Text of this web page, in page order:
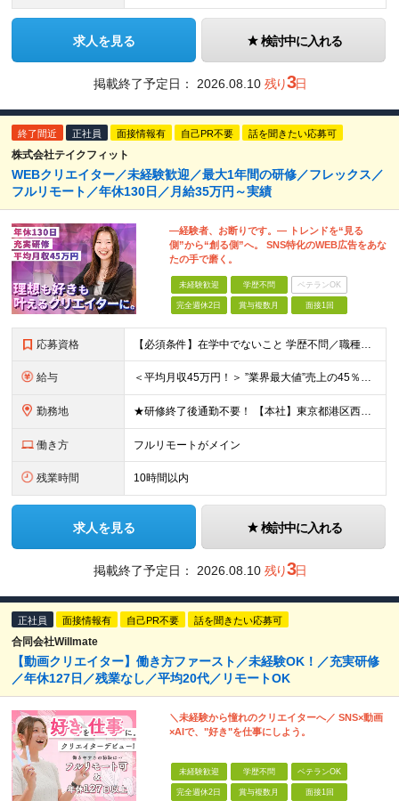
求人を見る 検討中に入れる
掲載終了予定日： 2026.08.10 残り3日
終了間近 正社員 面接情報有 自己PR不要 話を聞きたい応募可
株式会社テイクフィット
WEBクリエイター／未経験歓迎／最大1年間の研修／フレックス／
フルリモート／年休130日／月給35万円～実績
―経験者、お断りです。― トレンドを“見る
側”から“創る側”へ。 SNS特化のWEB広告をあな
たの手で磨く。
未経験歓迎 学歴不問 ベテランOK
完全週休2日 賞与複数月 面接1回
応募資格 【必須条件】在学中でないこと 学歴不問／職種未経験／業種未経験／社会人未経験／第二新卒／ブランクOK ◎応募時に特別な経験やスキルは必要ありません。 意欲・人柄重視の採用です！ ＼こんなあなた
給与 ＜平均月収45万円！＞ ”業界最大値”売上の45％以上をそのまま支給。 月給25万円以上＋インセンティブ ※研修後、月給35万円スタートの実績あり！ ◎経験・能力を考慮し決定します。 ◎頑張りに応じ
勤務地 ★研修終了後通勤不要！ 【本社】東京都港区西麻布1-2-14デュオ・スカーラ西麻布タワーウエスト 602号室 【品川支社】東京都品川区西五反田5-23-3BLOCKS目黒不動前3階 【大阪支社】大阪
働き方 フルリモートがメイン
残業時間 10時間以内
求人を見る 検討中に入れる
掲載終了予定日： 2026.08.10 残り3日
正社員 面接情報有 自己PR不要 話を聞きたい応募可
合同会社Willmate
【動画クリエイター】働き方ファースト／未経験OK！／充実研修
／年休127日／残業なし／平均20代／リモートOK
＼未経験から憧れのクリエイターへ／ SNS×動画
×AIで、"好き"を仕事にしよう。
未経験歓迎 学歴不問 ベテランOK
完全週休2日 賞与複数月 面接1回